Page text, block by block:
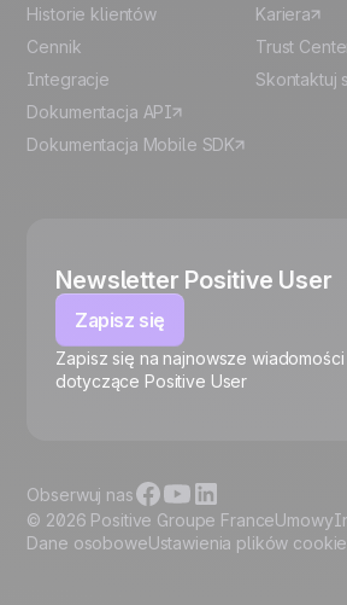
🍪
Zarządzaj
Historie klientów
Cennik
Integracje
Dokumentacja API
Dokumentacja Mobile SDK
Kariera
Trust
Skontaktuj
Newsletter Positive User
Zapisz się
Zapisz się na najnowsze
dotyczące Positive User
© 2026 Positive Groupe FranceUmowy
Dane osoboweUstawienia plików cookie
Obserwuj nas